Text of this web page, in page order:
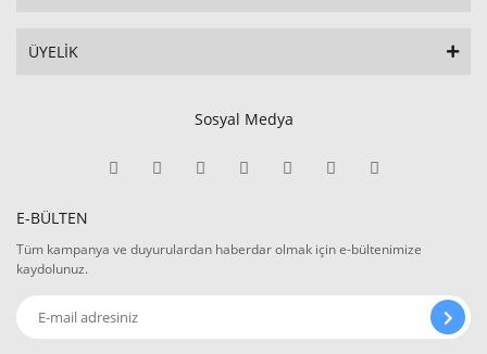
ÜYELİK
Sosyal Medya
E-BÜLTEN
Tüm kampanya ve duyurulardan haberdar olmak için e-bültenimize
kaydolunuz.